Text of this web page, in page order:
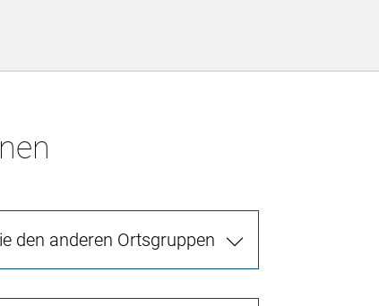
den anderen Ortsgruppen